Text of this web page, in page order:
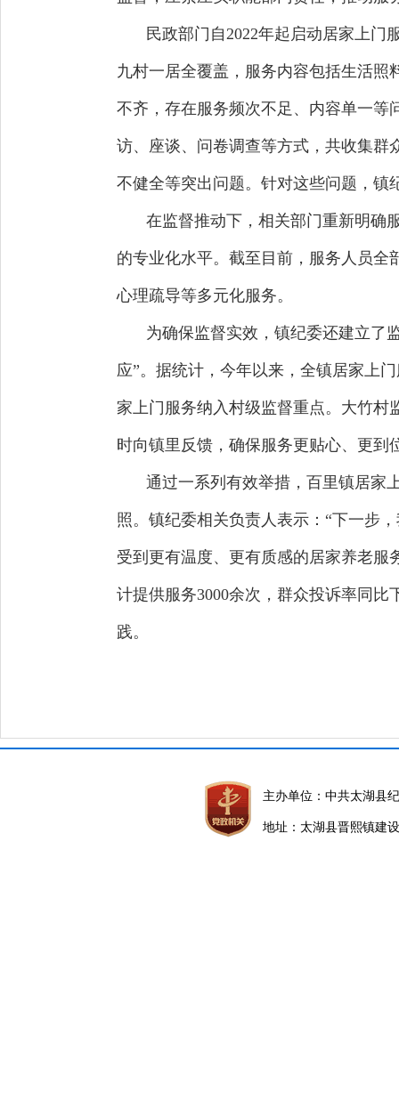
民政部门自2022年起启动居家上
九村一居全覆盖，服务内容包括生活
不齐，存在服务频次不足、内容单一等
访、座谈、问卷调查等方式，共收集群
不健全等突出问题。针对这些问题，镇
在监督推动下，相关部门重新明确
的专业化水平。截至目前，服务人员
心理疏导等多元化服务。
为确保监督实效，镇纪委还建立了
应”。据统计，今年以来，全镇居家上
家上门服务纳入村级监督重点。大竹村
时向镇里反馈，确保服务更贴心、更到
通过一系列有效举措，百里镇居家
照。镇纪委相关负责人表示：“下一步
受到更有温度、更有质感的居家养老服
计提供服务3000余次，群众投诉率同
践。
主办单位：中共太湖县
地址：太湖县晋熙镇建